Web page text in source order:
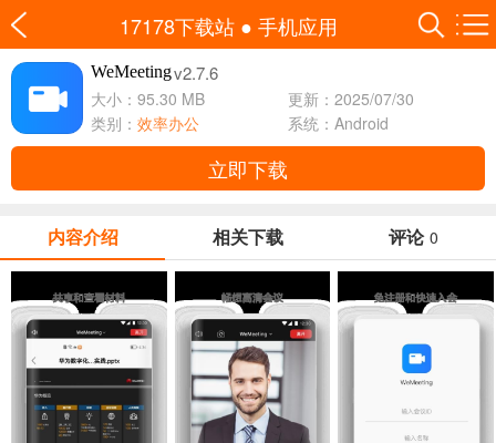
17178下载站 ● 手机应用
WeMeetingv2.7.6
大小：95.30 MB
更新：2025/07/30
类别： 效率办公 系统：Android
立即下载
内容介绍 相关下载 评论 0